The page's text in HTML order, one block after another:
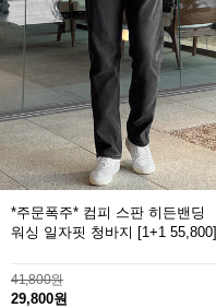
*주문폭주* 컴피 스판 히든밴딩
워싱 일자핏 청바지 [1+1 55,800]
41,800원
29,800원